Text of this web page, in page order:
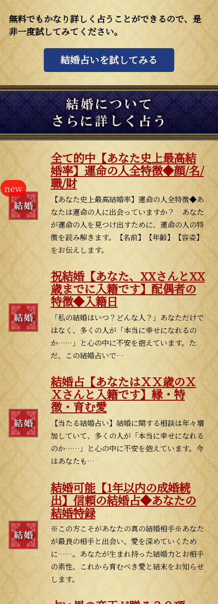
無料でもかなり詳しく占うことができるので、是
非一度試してみてください。
結婚占いを試してみる
全て的中【あなた史上最高結
婚率】運命の人全特徴◆顔/名/
職/財
【あなた史上最高結婚率】運命の人全特徴◆あ
なたは運命の人に出会っていますか？ あなた
が運命の人を見つけ出すために、運命の人の特
徴を読み解きます。【名前】【年齢】【容姿】
をお伝えします。
祝結婚【あなた、XXさんとXX
歳までに入籍です】配偶者の
特徴◆入籍日
「私の結婚はいつ？どんな人？」あなただけで
はなく、多くの人が「本当に幸せになれるの
か……」と心の中に不安を抱えています。た
だ、この結婚占いで…
結婚占【あなたはＸＸ歳のＸ
Ｘさんと入籍です】縁・特
徴・育む愛
【当たる結婚占い】結婚に関する相談は年々増
加していて、多くの人が「本当に幸せになれる
のか……」と心の中に不安を抱えています。今
はあなたも…
結婚可能【1年以内の成婚続
出】信頼の結婚占◆あなたの
結婚特録
※この方こそがあなたの真の結婚相手※あなた
が最良の相手と出会い、愛を深めていくため
に……。あなたが生まれ持った結婚力とお相手
の素性、これから育むべき愛と結末をお知らせ
します。